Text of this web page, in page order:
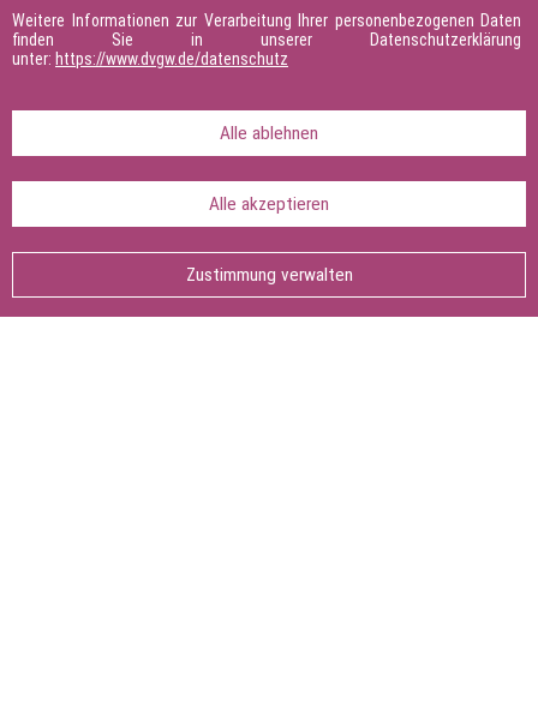
Telefon +49 228 9188 641
E-Mail schreiben
Seite teilen:
Weitere Informationen zur Verarbeitung Ihrer personenbezogenen Daten
finden Sie in unserer Datenschutzerklärung
unter: https://www.dvgw.de/datenschutz
Alle ablehnen
Alle akzeptieren
Zustimmung verwalten